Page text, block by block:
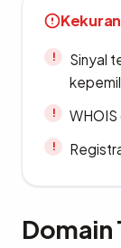
Sinyal
WHOIS
Domain